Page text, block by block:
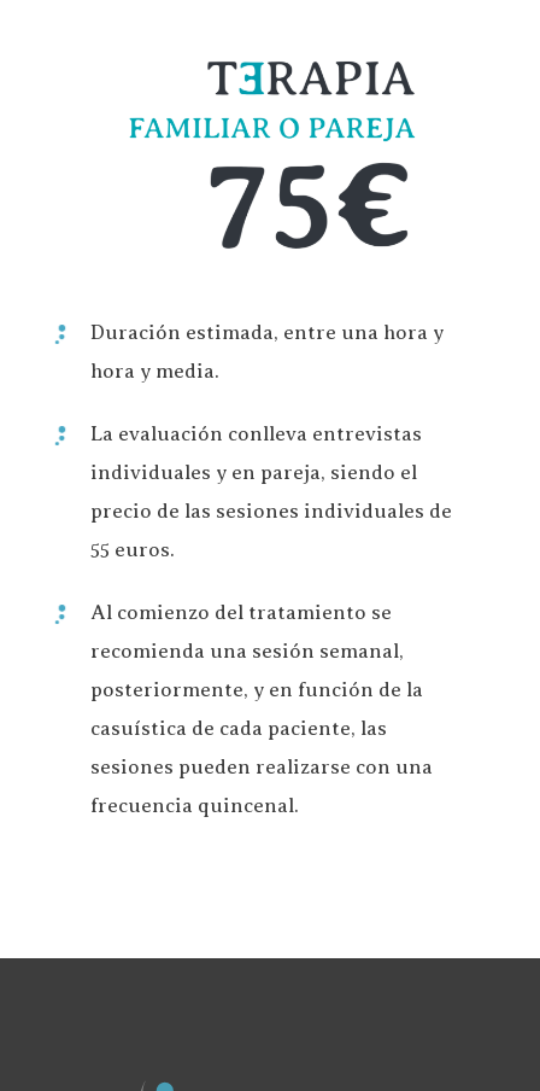
Duración estimada, entre una hora y
hora y media.
La evaluación conlleva entrevistas
individuales y en pareja, siendo el
precio de las sesiones individuales de
55 euros.
Al comienzo del tratamiento se
recomienda una sesión semanal,
posteriormente, y en función de la
casuística de cada paciente, las
sesiones pueden realizarse con una
frecuencia quincenal.